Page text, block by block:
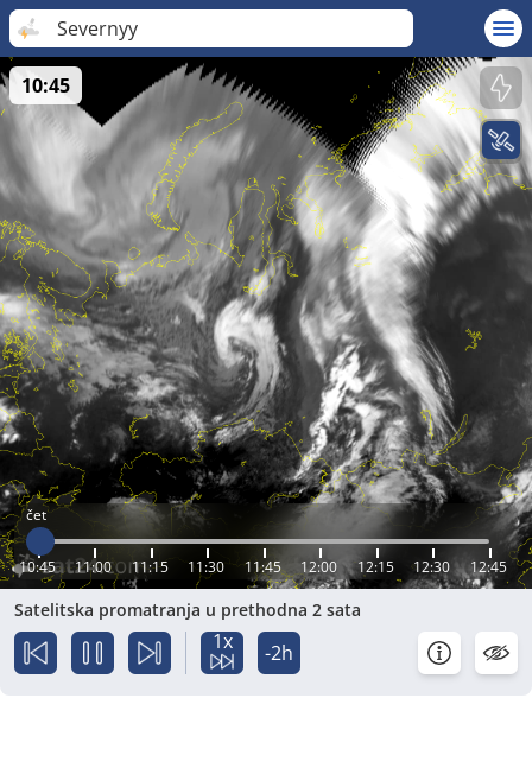
Severnyy
čet
10:45 11:00 11:15 11:30 11:45 12:00 12:15 12:30 12:45
10:45
Satelitska promatranja u prethodna 2 sata
1x -2h